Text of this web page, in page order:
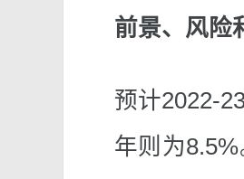
前景、风险
预计2022-
年则为